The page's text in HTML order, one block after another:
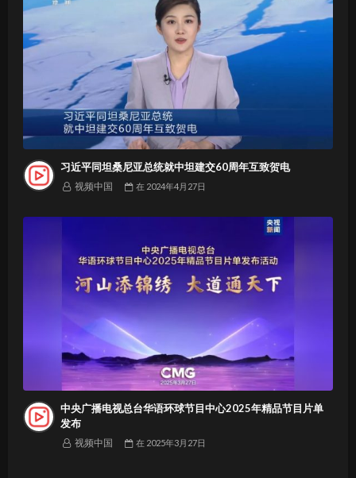
习近平同坦桑尼亚总统就中坦建交60周年互致贺电
视频中国 在 2024年4月27日
中央广播电视总台华语环球节目中心2025年精品节目片单
发布
视频中国 在 2025年3月27日